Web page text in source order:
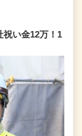
祝い金12万！1